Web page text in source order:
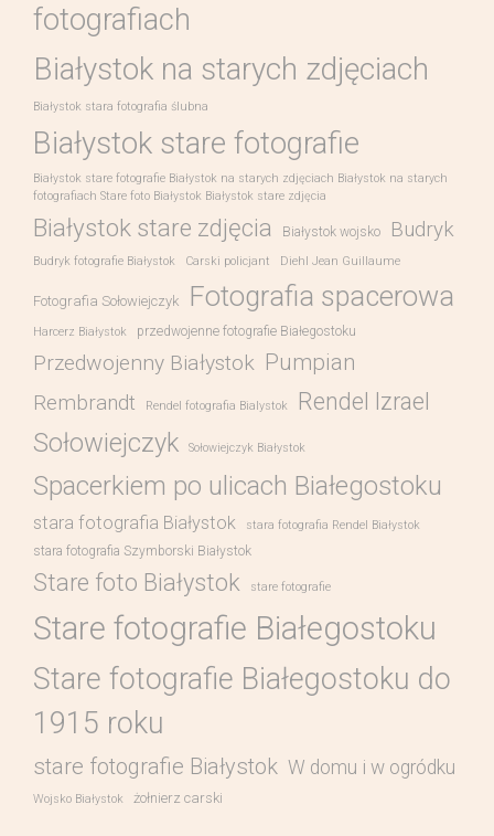
fotografiach
Białystok na starych zdjęciach
Białystok stara fotografia ślubna
Białystok stare fotografie
Białystok stare fotografie Białystok na starych zdjęciach Białystok na starych
fotografiach Stare foto Białystok Białystok stare zdjęcia
Białystok stare zdjęcia Białystok wojsko Budryk
Budryk fotografie Białystok Carski policjant Diehl Jean Guillaume
Fotografia Sołowiejczyk Fotografia spacerowa
Harcerz Białystok przedwojenne fotografie Białegostoku
Przedwojenny Białystok Pumpian
Rembrandt Rendel fotografia Bialystok Rendel Izrael
Sołowiejczyk Sołowiejczyk Białystok
Spacerkiem po ulicach Białegostoku
stara fotografia Białystok stara fotografia Rendel Białystok
stara fotografia Szymborski Białystok
Stare foto Białystok stare fotografie
Stare fotografie Białegostoku
Stare fotografie Białegostoku do
1915 roku
stare fotografie Białystok W domu i w ogródku
Wojsko Białystok żołnierz carski